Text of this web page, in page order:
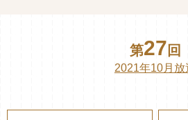
第27 回
2021年10月放